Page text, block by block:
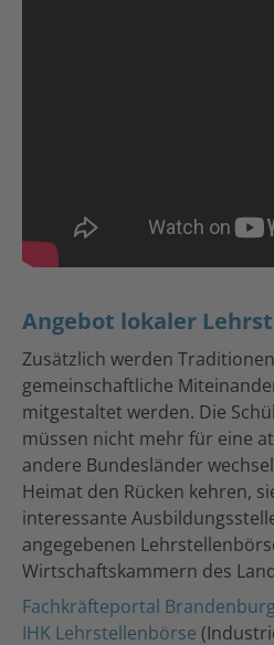
Angebot lokaler
Zusätzlich werden
gemeinschaftliche
mitgestaltet werden. Die
müssen nicht mehr für eine
andere Bundesländer
Heimat den Rücken kehren,
interessante
angegebenen
Wirtschaftskammern des
Fachkräfteportal Brandenburg
IHK Lehrstellenbörse